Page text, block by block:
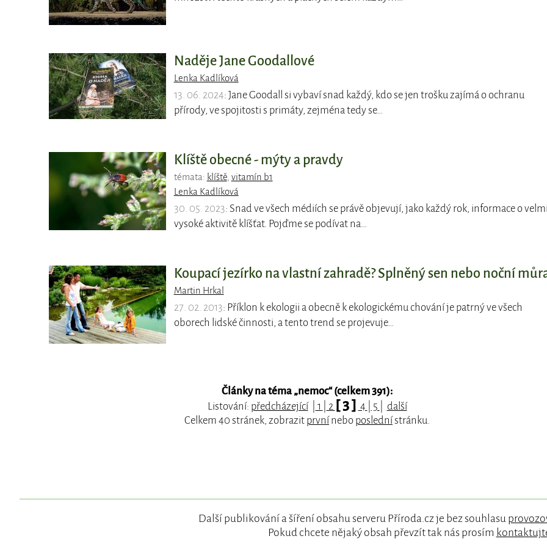
Naděje Jane Goodallové
Lenka Kadlíková
13. 06. 2024: Jane Goodall si vybaví snad každý, kdo se jen trošku zajímá o ochranu
přírody, ve spojitosti s primáty, zejména tedy se…
Klíště obecné - mýty a pravdy
témata: klíště, vitamín b1
Lenka Kadlíková
30. 05. 2023: Snad ve všech médiích se právě objevují, jako každý rok, informace o
vysoké aktivitě klíšťat. Pojďme se podívat na…
Koupací jezírko na vlastní zahradě? Splněný sen nebo noční
Martin Hrkal
27. 02. 2013: Příklon k ekologii a obecně k ekologickému chování je patrný ve všech
oborech lidské činnosti, a tento trend se projevuje…
Články na téma „nemoc“ (celkem 391):
Listování: předcházející| 1 2 [ 3 ] 4 5
další
Celkem 40 stránek, zobrazit prvnínebo poslednístránku.
Další publikování a šíření obsahu serveru Příroda.cz je bez souhlasu
Pokud chcete nějaký obsah převzít tak nás prosím